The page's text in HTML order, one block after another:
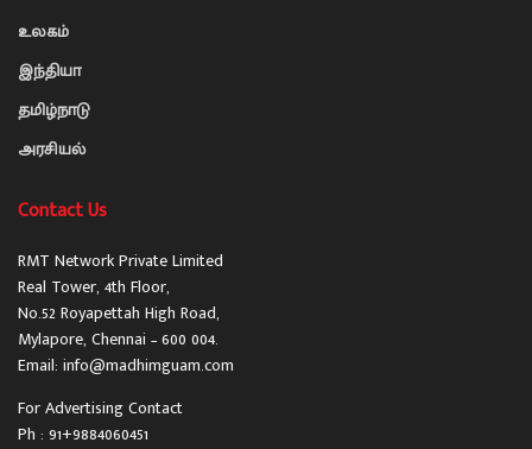
உலகம்
இந்தியா
தமிழ்நாடு
அரசியல்
Contact Us
RMT Network Private Limited
Real Tower, 4th Floor,
No.52 Royapettah High Road,
Mylapore, Chennai – 600 004.
Email: info@madhimguam.com
For Advertising Contact
Ph : 91+9884060451